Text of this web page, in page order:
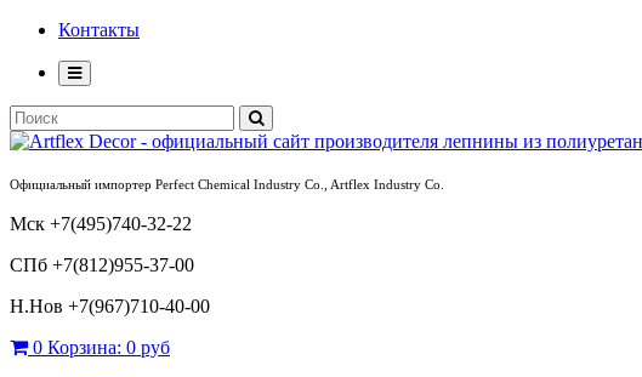
Контакты
Официальный импортер Perfect Chemical Industry Co., Artflex Industry Co.
Мск +7(495)740-32-22
СПб +7(812)955-37-00
Н.Нов +7(967)710-40-00
0 Корзина: 0 руб